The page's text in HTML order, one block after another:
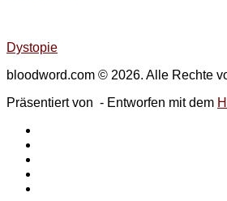
Dystopie
bloodword.com © 2026. Alle Rechte
Präsentiert von - Entworfen mit dem